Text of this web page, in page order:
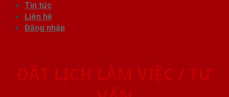
Tin tức
Liên hệ
Đăng nhập
ĐẶT LỊCH LÀM VIỆC / TƯ